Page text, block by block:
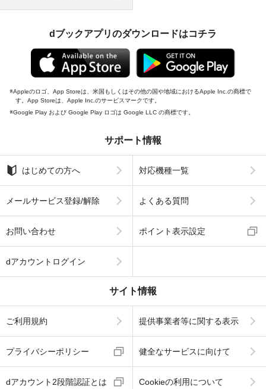
dブックアプリのダウンロードはコチラ
Appleのロゴ、App Storeは、米国もしくはその他の国や地域におけるApple Inc.の商標で
す。App Storeは、Apple Inc.のサービスマークです。
Google Play および Google Play ロゴは Google LLC の商標です。
サポート情報
はじめての方へ 対応機種一覧
メールサービス登録/解除 よくある質問
お問い合わせ ポイント表示設定
dアカウントログイン
サイト情報
ご利用規約 提供事業者等に関する表示
プライバシーポリシー 健全なサービスに向けて
dアカウント2段階認証とは Cookieの利用について